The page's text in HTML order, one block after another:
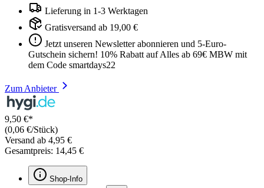
Lieferung in 1-3 Werktagen
Gratisversand ab 19,00 €
Jetzt unseren Newsletter abonnieren und 5-Euro-
Gutschein sichern! 10% Rabatt auf Alles ab 69€ MBW mit
dem Code smartdays22
Zum Anbieter
9,50 €*
(0,06 €/Stück)
Versand ab 4,95 €
Gesamtpreis: 14,45 €
Shop-Info